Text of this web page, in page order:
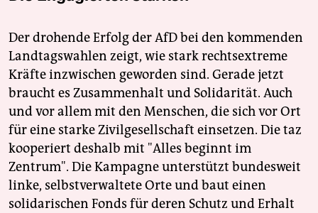
Der drohende Erfolg der AfD bei den kommenden
Landtagswahlen zeigt, wie stark rechtsextreme
Kräfte inzwischen geworden sind. Gerade jetzt
braucht es Zusammenhalt und Solidarität. Auch
und vor allem mit den Menschen, die sich vor Ort
für eine starke Zivilgesellschaft einsetzen. Die taz
kooperiert deshalb mit "Alles beginnt im
Zentrum". Die Kampagne unterstützt bundesweit
linke, selbstverwaltete Orte und baut einen
solidarischen Fonds für deren Schutz und Erhalt